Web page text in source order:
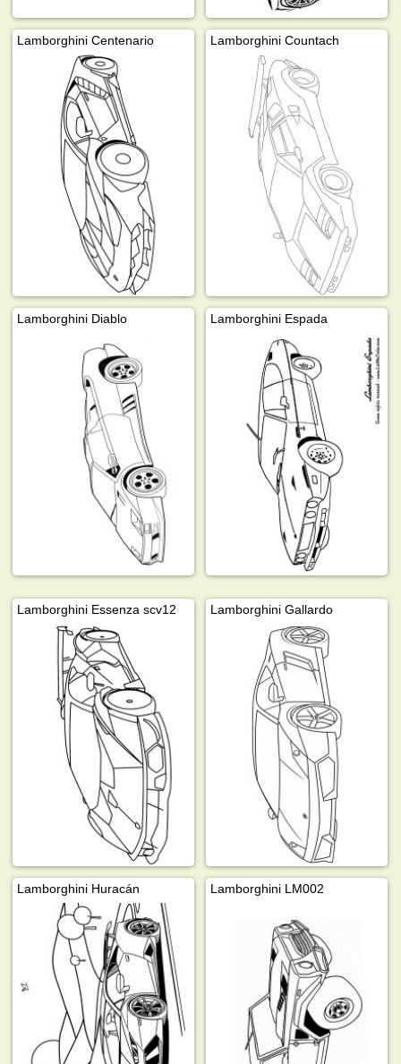
Lamborghini Centenario Lamborghini Countach
Lamborghini Diablo Lamborghini Espada
Lamborghini Essenza scv12 Lamborghini Gallardo
Lamborghini Huracán Lamborghini LM002